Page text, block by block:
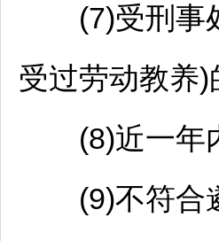
(7)受刑事处
受过劳动教养
(8)近一年内
(9)不符合